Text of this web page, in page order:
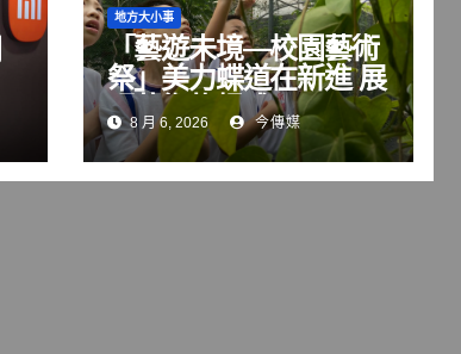
地方大小事
「藝遊未境—校園藝術
祭」美力蝶道在新進 展
現藝術扎根成果
8 月 6, 2026 今傳媒